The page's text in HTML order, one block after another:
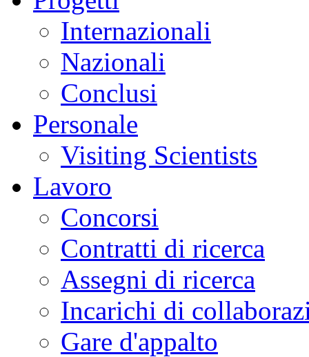
Internazionali
Nazionali
Conclusi
Personale
Visiting Scientists
Lavoro
Concorsi
Contratti di ricerca
Assegni di ricerca
Incarichi di
Gare d'appalto